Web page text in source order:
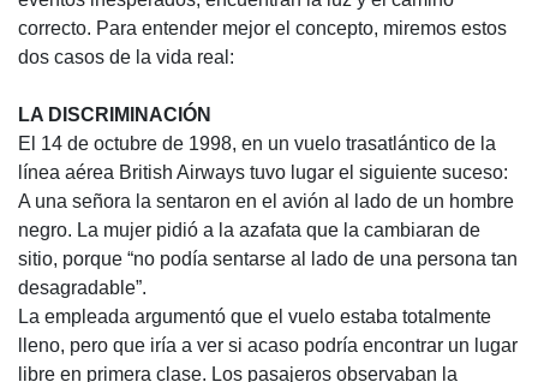
correcto. Para entender mejor el concepto, miremos estos
dos casos de la vida real:
LA DISCRIMINACIÓN
El 14 de octubre de 1998, en un vuelo trasatlántico de la
línea aérea British Airways tuvo lugar el siguiente suceso:
A una señora la sentaron en el avión al lado de un hombre
negro. La mujer pidió a la azafata que la cambiaran de
sitio, porque “no podía sentarse al lado de una persona tan
desagradable”.
La empleada argumentó que el vuelo estaba totalmente
lleno, pero que iría a ver si acaso podría encontrar un lugar
libre en primera clase. Los pasajeros observaban la